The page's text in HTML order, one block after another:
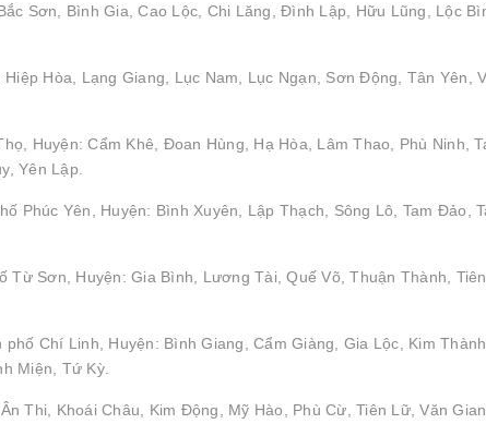
Sơn, Bình Gia, Cao Lộc, Chi Lăng, Đình Lập, Hữu Lũng, Lộc
Hòa, Lạng Giang, Lục Nam, Lục Ngạn, Sơn Động, Tân Yên,
Huyện: Cẩm Khê, Đoan Hùng, Hạ Hòa, Lâm Thao, Phù Ninh,
Yên Lập.
Phúc Yên, Huyện: Bình Xuyên, Lập Thạch, Sông Lô, Tam Đảo,
Sơn, Huyện: Gia Bình, Lương Tài, Quế Võ, Thuận Thành, Tiên
Chí Linh, Huyện: Bình Giang, Cẩm Giàng, Gia Lộc, Kim Thành,
Miện, Tứ Kỳ.
Thi, Khoái Châu, Kim Động, Mỹ Hào, Phù Cừ, Tiên Lữ, Văn